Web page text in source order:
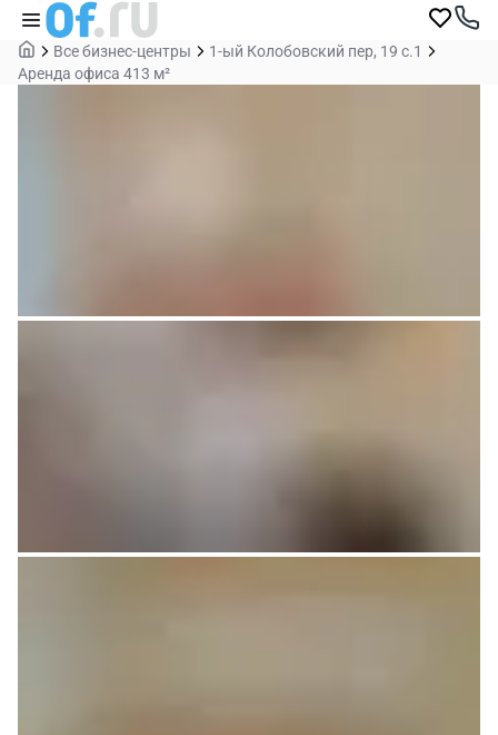
Все бизнес-центры
1-ый Колобовский пер, 19 с.1
Аренда офиса 413 м²